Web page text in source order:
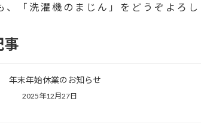
、「洗濯機のまじん」をどうぞよろし
事
年末年始休業のお知らせ
2025年12月27日